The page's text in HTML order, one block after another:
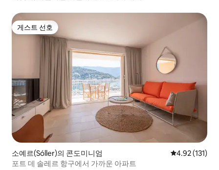
게스트 선호
게스트 선호
소예르(Sóller)의 콘도미니엄 평점 4.92점(5
4.92 (131)
포트 데 솔레르 항구에서 가까운 아파트